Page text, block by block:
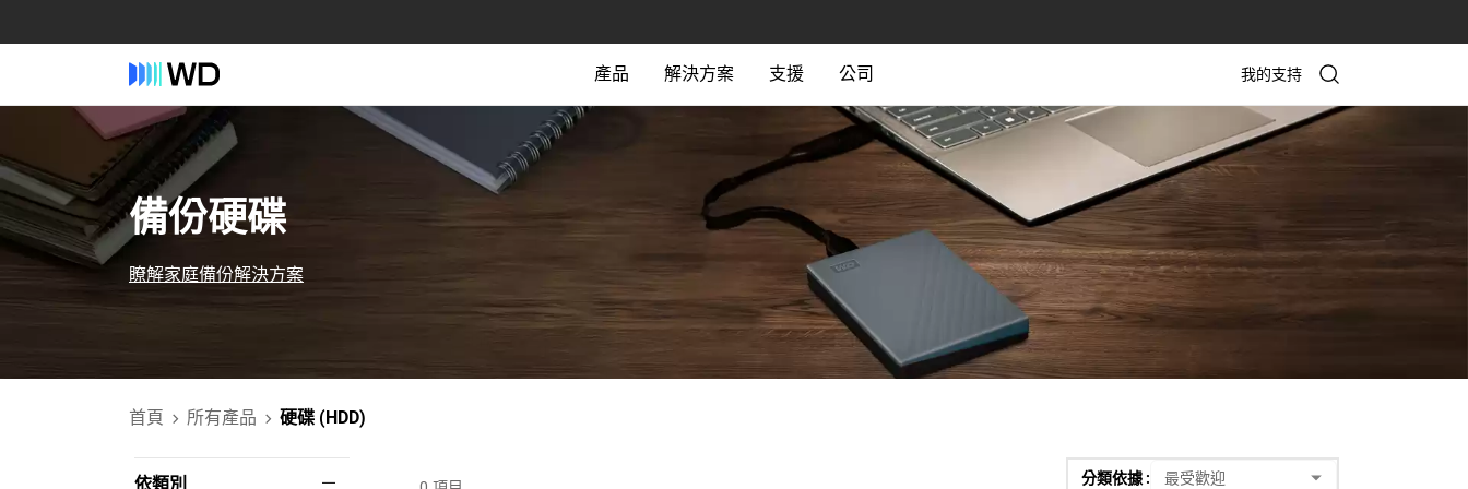
產品 解決方案 支援 公司 我的支持
備份硬碟
瞭解家庭備份解決方案
首頁 所有產品 硬碟 (HDD)
依類別 分類依據 :